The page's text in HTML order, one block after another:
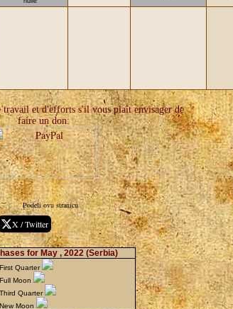
travail et d'efforts s'il vous plaît envisager de
faire un don:
Podeli ovu stranicu
X / Twitter
for May , 2022 (Serbia)
Quarter
Moon
Quarter
Moon